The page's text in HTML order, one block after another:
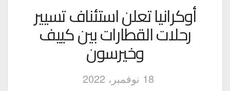
أوكرانيا تعلن استئناف تسيير
رحلات القطارات بين كييف
وخيرسون
18 نوفمبر، 2022